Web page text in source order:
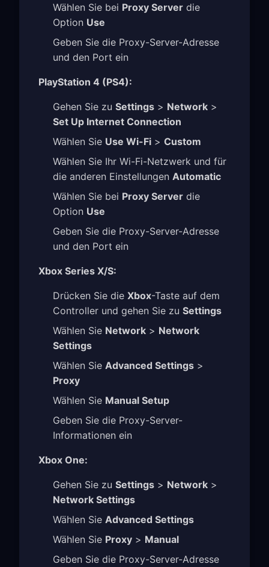
Wählen Sie bei Proxy Server die
Option Use
Geben Sie die Proxy-Server-Adresse
und den Port ein
PlayStation 4 (PS4):
Gehen Sie zu Settings > Network >
Set Up Internet Connection
Wählen Sie Use Wi-Fi > Custom
Wählen Sie Ihr Wi-Fi-Netzwerk und für
die anderen Einstellungen Automatic
Wählen Sie bei Proxy Server die
Option Use
Geben Sie die Proxy-Server-Adresse
und den Port ein
Xbox Series X/S:
Drücken Sie die Xbox-Taste auf dem
Controller und gehen Sie zu Settings
Wählen Sie Network > Network
Settings
Wählen Sie Advanced Settings >
Proxy
Wählen Sie Manual Setup
Geben Sie die Proxy-Server-
Informationen ein
Xbox One:
Gehen Sie zu Settings > Network >
Network Settings
Wählen Sie Advanced Settings
Wählen Sie Proxy > Manual
Geben Sie die Proxy-Server-Adresse